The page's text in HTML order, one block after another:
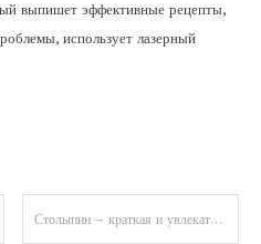
выпишет эффективные рецепты,
использует лазерный
Столыпин – краткая и увлекательная биография реформатора Российской империи